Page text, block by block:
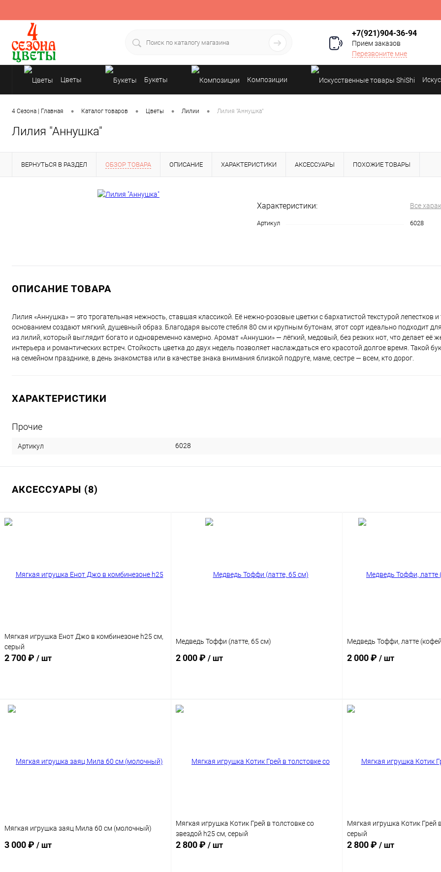
+7(921)904-36-94
Прием заказов
Перезвоните мне
Цветы Букеты Композиции
Подарки
4 Сезона | Главная • Каталог товаров • Цветы • Лилии • Лилия "Аннушка"
Лилия "Аннушка"
ВЕРНУТЬСЯ В РАЗДЕЛ ОБЗОР ТОВАРА ОПИСАНИЕ ХАРАКТЕРИСТИКИ АКСЕССУАРЫ ПОХОЖИЕ ТОВАРЫ
Характеристики: Все
Артикул 6028
ОПИСАНИЕ ТОВАРА
Лилия «Аннушка» — это трогательная нежность, ставшая классикой. Её нежно‑розовые цветки с бархатистой текстурой лепестков
основанием создают мягкий, душевный образ. Благодаря высоте стебля 80 см и крупным бутонам, этот сорт идеально подходит
из лилий, который выглядит богато и одновременно камерно. Аромат «Аннушки» — лёгкий, медовый, без резких нот, что делает её
интерьера и романтических встреч. Стойкость цветка до двух недель позволяет наслаждаться его красотой долгое время. Такой
на семейном празднике, в день знакомства или в качестве знака внимания близкой подруге, маме, сестре — всем, кто дорог.
ХАРАКТЕРИСТИКИ
Прочие
Артикул 6028
АКСЕССУАРЫ (8)
Мягкая игрушка Енот Джо в комбинезоне h25 см,
серый
2 700 ₽ / шт
В корзину
Медведь Тоффи (латте, 65 см)
2 000 ₽ / шт
В корзину
Медведь Тоффи, латте
2 000 ₽ / шт
В
Мягкая игрушка заяц Мила 60 см (молочный)
3 000 ₽ / шт
Мягкая игрушка Котик Грей в толстовке со
звездой h25 см, серый
2 800 ₽ / шт
Мягкая игрушка Котик Грей
серый
2 800 ₽ / шт